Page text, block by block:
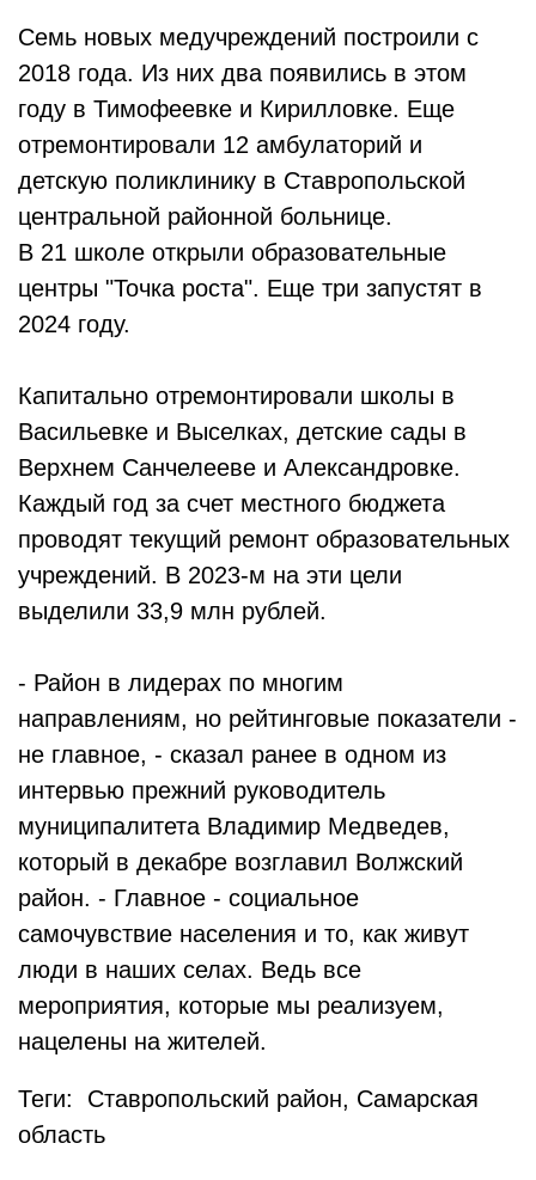
Семь новых медучреждений построили с
2018 года. Из них два появились в этом
году в Тимофеевке и Кирилловке. Еще
отремонтировали 12 амбулаторий и
детскую поликлинику в Ставропольской
центральной районной больнице.
В 21 школе открыли образовательные
центры "Точка роста". Еще три запустят в
2024 году.
Капитально отремонтировали школы в
Васильевке и Выселках, детские сады в
Верхнем Санчелееве и Александровке.
Каждый год за счет местного бюджета
проводят текущий ремонт образовательных
учреждений. В 2023-м на эти цели
выделили 33,9 млн рублей.
- Район в лидерах по многим
направлениям, но рейтинговые показатели -
не главное, - сказал ранее в одном из
интервью прежний руководитель
муниципалитета Владимир Медведев,
который в декабре возглавил Волжский
район. - Главное - социальное
самочувствие населения и то, как живут
люди в наших селах. Ведь все
мероприятия, которые мы реализуем,
нацелены на жителей.
Теги: Ставропольский район, Самарская
область